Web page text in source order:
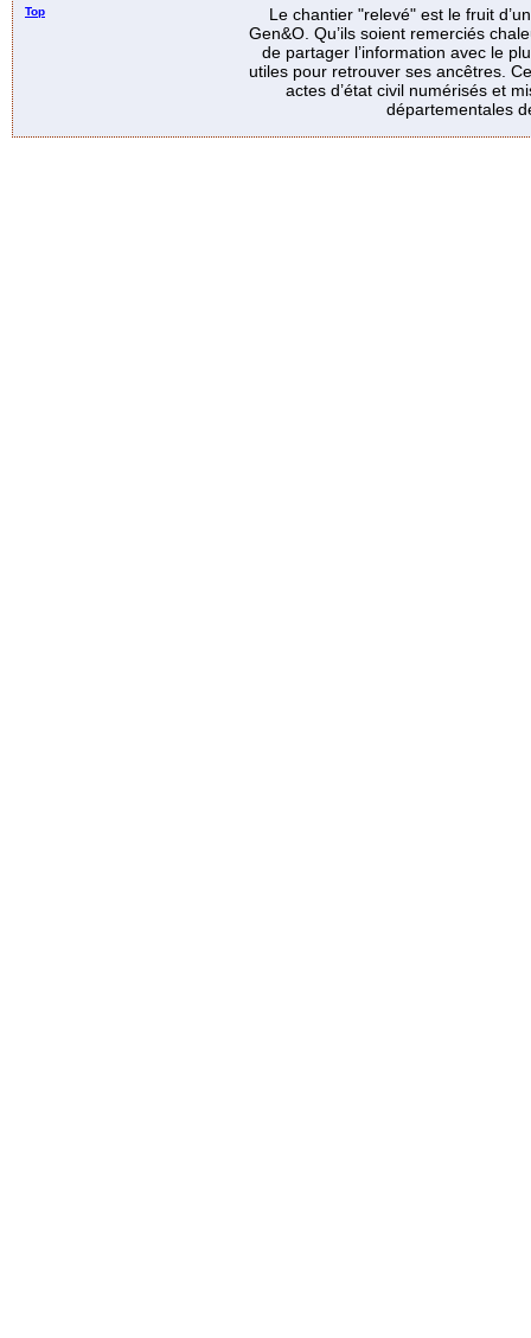
Top
Le chantier "relevé" est le fruit
Gen&O. Qu’ils soient remerciés
de partager l’information avec le
utiles pour retrouver ses ancêtres.
actes d’état civil numérisés et
départementales